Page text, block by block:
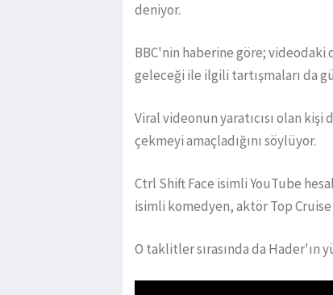
deniyor.
BBC'nin haberine göre;
geleceği ile ilgili tartışmaları da
Viral videonun yaratıcısı olan
çekmeyi amaçladığını söylüyor.
Ctrl Shift Face isimli YouTube
isimli komedyen, aktör Top
O taklitler sırasında da Hader'ın